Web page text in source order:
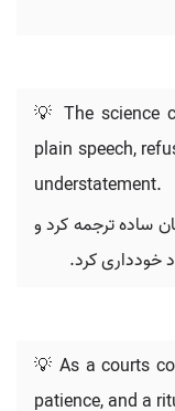
💡 The science
plain speech,
understatement.
ساده ترجمه کرد و
خودداری کرد.
💡 As a courts
patience, and a